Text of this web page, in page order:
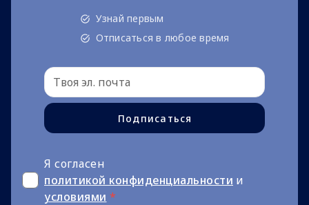
Узнай первым
Отписаться в любое время
Подписаться
Я согласен
политикой конфиденциальности и
условиями *